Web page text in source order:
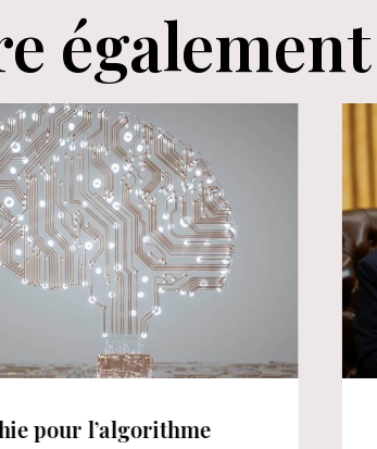
également
pour l’algorithme